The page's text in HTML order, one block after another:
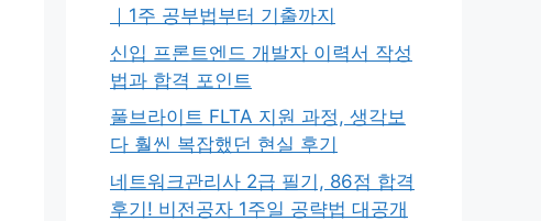
｜1주 공부법부터 기출까지
신입 프론트엔드 개발자 이력서 작성
법과 합격 포인트
풀브라이트 FLTA 지원 과정, 생각보
다 훨씬 복잡했던 현실 후기
네트워크관리사 2급 필기, 86점 합격
후기! 비전공자 1주일 공략법 대공개